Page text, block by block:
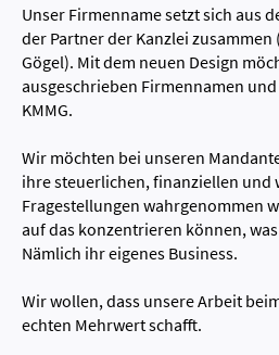
Unser Firmenname setzt sich aus
der Partner der Kanzlei zusammen
Gögel). Mit dem neuen Design
ausgeschrieben Firmennamen
KMMG.
Wir möchten bei unseren
ihre steuerlichen, finanziellen und
Fragestellungen wahrgenommen
auf das konzentrieren können,
Nämlich ihr eigenes Business.
Wir wollen, dass unsere Arbeit
echten Mehrwert schafft.